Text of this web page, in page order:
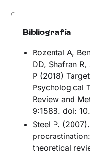
Bibliografía
Rozental A,
DD, Shafran
P (2018)
Psychological
Review and
9:1588. doi:
Steel P.
theoretical